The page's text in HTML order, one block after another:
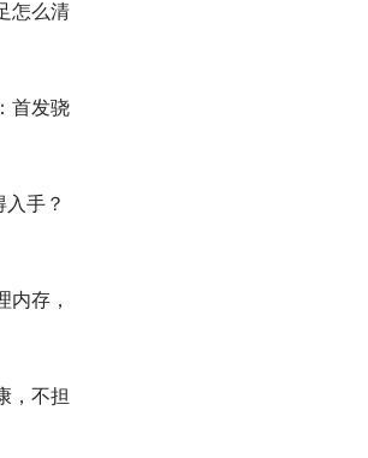
怎么清
首发骁
手？
内存，
，不担